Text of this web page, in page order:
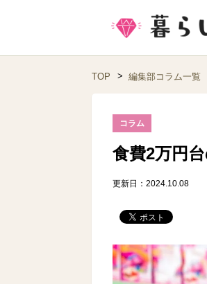
TOP 編集部コラム一覧
コラム
食費2万円
更新日：2024.10.08